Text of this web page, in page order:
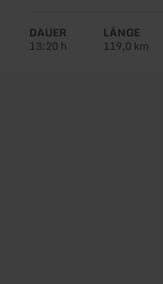
Tour:
DAUER
13:20 h
LÄNGE
119,0 km